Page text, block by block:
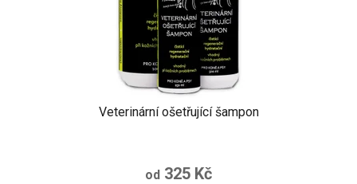
Veterinární ošetřující šampon
od 325 Kč